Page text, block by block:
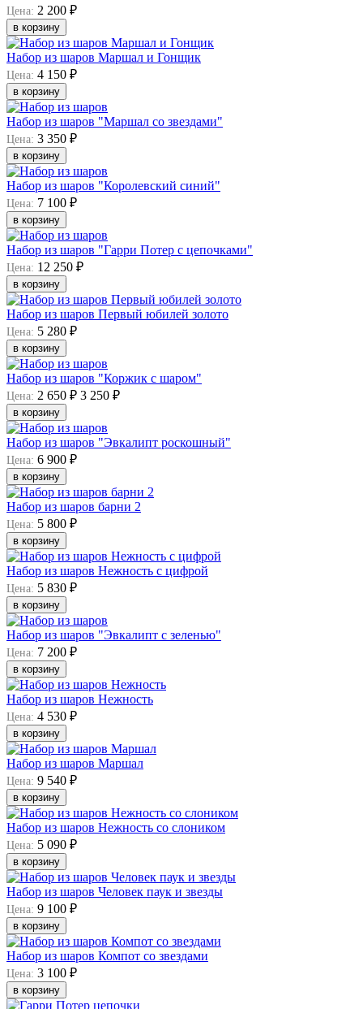
Цена: 2 200 ₽
в корзину
Набор из шаров Маршал и Гонщик
Цена: 4 150 ₽
в корзину
Набор из шаров "Маршал со звездами"
Цена: 3 350 ₽
в корзину
Набор из шаров "Королевский синий"
Цена: 7 100 ₽
в корзину
Набор из шаров "Гарри Потер с цепочками"
Цена: 12 250 ₽
в корзину
Набор из шаров Первый юбилей золото
Цена: 5 280 ₽
в корзину
Набор из шаров "Коржик с шаром"
Цена: 2 650 ₽ 3 250 ₽
в корзину
Набор из шаров "Эвкалипт роскошный"
Цена: 6 900 ₽
в корзину
Набор из шаров барни 2
Цена: 5 800 ₽
в корзину
Набор из шаров Нежность с цифрой
Цена: 5 830 ₽
в корзину
Набор из шаров "Эвкалипт с зеленью"
Цена: 7 200 ₽
в корзину
Набор из шаров Нежность
Цена: 4 530 ₽
в корзину
Набор из шаров Маршал
Цена: 9 540 ₽
в корзину
Набор из шаров Нежность со слоником
Цена: 5 090 ₽
в корзину
Набор из шаров Человек паук и звезды
Цена: 9 100 ₽
в корзину
Набор из шаров Компот со звездами
Цена: 3 100 ₽
в корзину